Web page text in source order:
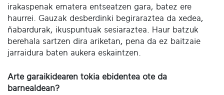
irakaspenak ematera entseatzen gara, batez ere
haurrei. Gauzak desberdinki begiraraztea da xedea,
ñabardurak, ikuspuntuak sesiaraztea. Haur batzuk
berehala sartzen dira ariketan, pena da ez baitzaie
jarraidura baten aukera eskaintzen.
Arte garaikidearen tokia ebidentea ote da
barnealdean?